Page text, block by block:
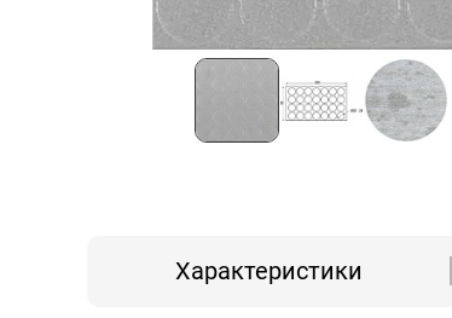
Характеристики